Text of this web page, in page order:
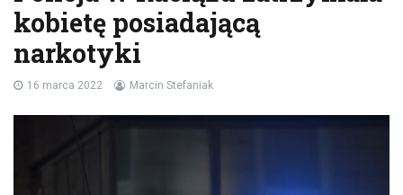
kobietę posiadającą
narkotyki
16 marca 2022 Marcin Stefaniak